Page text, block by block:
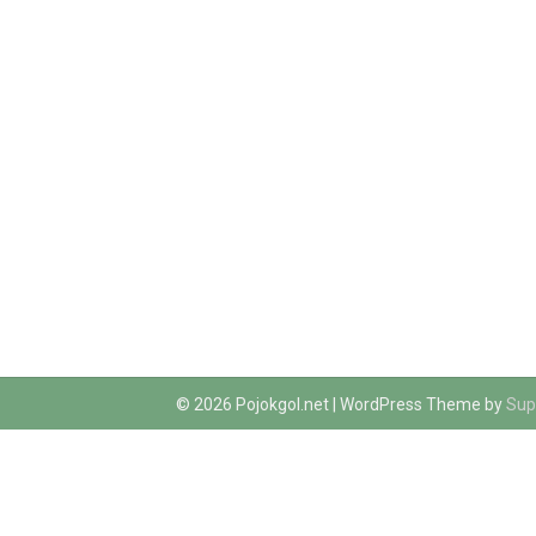
© 2026 Pojokgol.net | WordPress Theme by